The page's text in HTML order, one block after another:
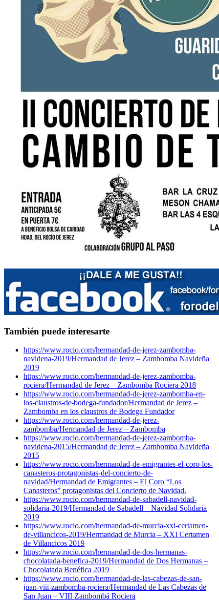
También puede interesarte
https://www.rocio.com/hermandad-de-jerez-zambomba-
navidena-2019/Hermandad de Jerez – Zambomba Navideña
2019
https://www.rocio.com/hermandad-de-jerez-zambomba-
rociera/Hermandad de Jerez – Zambomba Rociera 2018
https://www.rocio.com/hermandad-de-jerez-zambomba-en-
los-claustros-de-bodega-fundador/Hermandad de Jerez –
Zambomba en los claustros de Bodega Fundador
https://www.rocio.com/hermandad-de-jerez-
zambomba/Hermandad de Jerez – Zambomba
https://www.rocio.com/hermandad-de-jerez-zambomba-
navidena-2015/Hermandad de Jerez – Zambomba Navideña
2015
https://www.rocio.com/hermandad-de-emigrantes-el-coro-los-
canasteros-protagonistas-del-concierto-de-
navidad/Hermandad de Emigrantes – El Coro “Los
Canasteros” protagonistas del Concierto de Navidad.
https://www.rocio.com/hermandad-de-sabadell-navidad-
solidaria-2019/Hermandad de Sabadell – Navidad Solidaria
2019
https://www.rocio.com/hermandad-de-murcia-xxi-certamen-
de-villancicos-2019/Hermandad de Murcia – XXI Certamen
de Villancicos 2019
https://www.rocio.com/hermandad-de-dos-hermanas-
chocolatada-benefica-2019/Hermandad de Dos Hermanas –
Chocolatada Benéfica 2019
https://www.rocio.com/hermandad-de-las-cabezas-de-san-
juan-viii-zambomba-rociera/Hermandad de Las Cabezas de
San Juan – VIII Zambombá Rociera